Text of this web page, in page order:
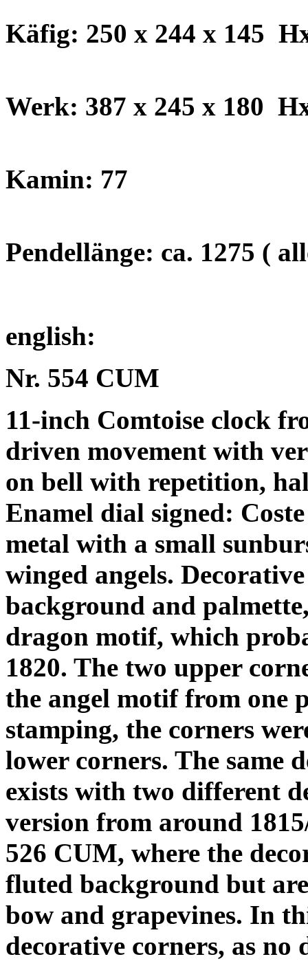
Käfig: 250 x 244 x 145
Werk: 387 x 245 x 180
Kamin: 77
Pendellänge: ca. 1275 (
english:
Nr. 554 CUM
11-inch Comtoise clock
driven movement with
on bell with repetition,
Enamel dial signed:
metal with a small
winged angels.
background and
dragon motif, which
1820. The two upper
the angel motif from one
stamping, the corners
lower corners. The same
exists with two different
version from around
526 CUM, where the
fluted background but
bow and grapevines. In
decorative corners, as no